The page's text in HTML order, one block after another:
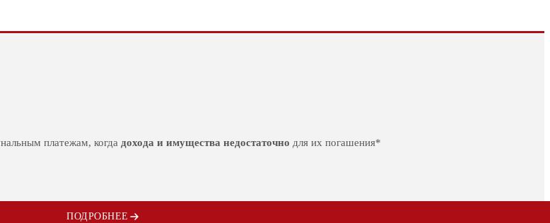
платежам, когда дохода и имущества недостаточно для их погашения*
ПОДРОБНЕЕ